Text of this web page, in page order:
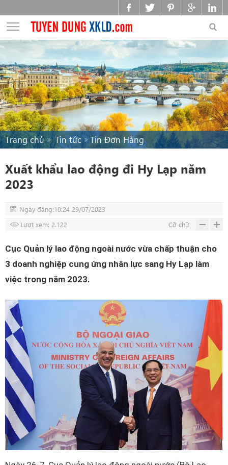
Trang chủ Tin tức Tin Đơn Hàng
Xuất khẩu lao động đi Hy Lạp năm
2023
Ngày đăng:10:24 29/07/2023
Lượt xem: 2.122
Cỡ chữ
Cục Quản lý lao động ngoài nước vừa chấp thuận cho
3 doanh nghiệp cung ứng nhân lực sang Hy Lạp làm
việc trong năm 2023.